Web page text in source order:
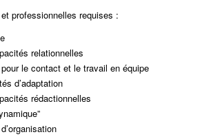
professionnelles requises :
relationnelles
le contact et le travail en équipe
d’adaptation
rédactionnelles